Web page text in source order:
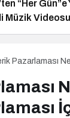
“Her
Müzik Videosu
Pazarlaması